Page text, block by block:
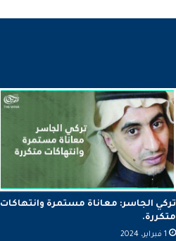
تركي الجاسر: معاناة مستمرة وانتهاكات
متكررة.
1 فبراير، 2024